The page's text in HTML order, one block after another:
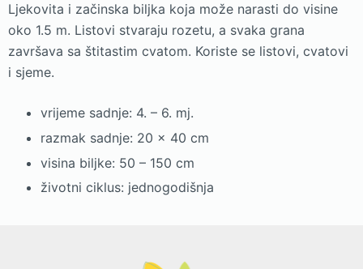
Ljekovita i začinska biljka koja može narasti do visine
oko 1.5 m. Listovi stvaraju rozetu, a svaka grana
završava sa štitastim cvatom. Koriste se listovi, cvatovi
i sjeme.
vrijeme sadnje: 4. – 6. mj.
razmak sadnje: 20 x 40 cm
visina biljke: 50 – 150 cm
životni ciklus: jednogodišnja